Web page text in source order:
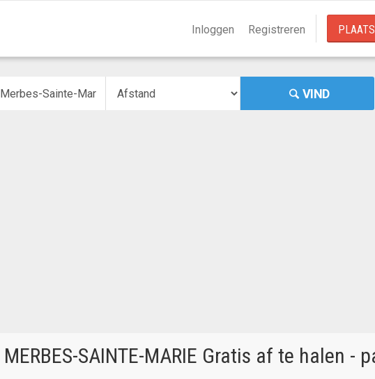
Inloggen Registreren
VIND
MERBES-SAINTE-MARIE Gratis af te halen -